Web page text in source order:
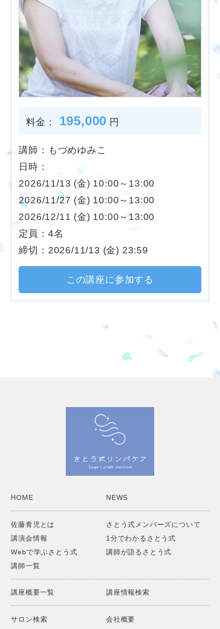
料金： 195,000 円
講師：もづめゆみこ
日時：
2026/11/13 (金) 10:00～13:00
2026/11/27 (金) 10:00～13:00
2026/12/11 (金) 10:00～13:00
定員：4名
締切：2026/11/13 (金) 23:59
この講座に参加する
HOME NEWS
佐藤青児とは
さとう式メンバーズについて
講演会情報
1分でわかるさとう式
Webで学ぶさとう式
講師が語るさとう式
講師一覧
講座概要一覧 講座情報検索
サロン検索 会社概要